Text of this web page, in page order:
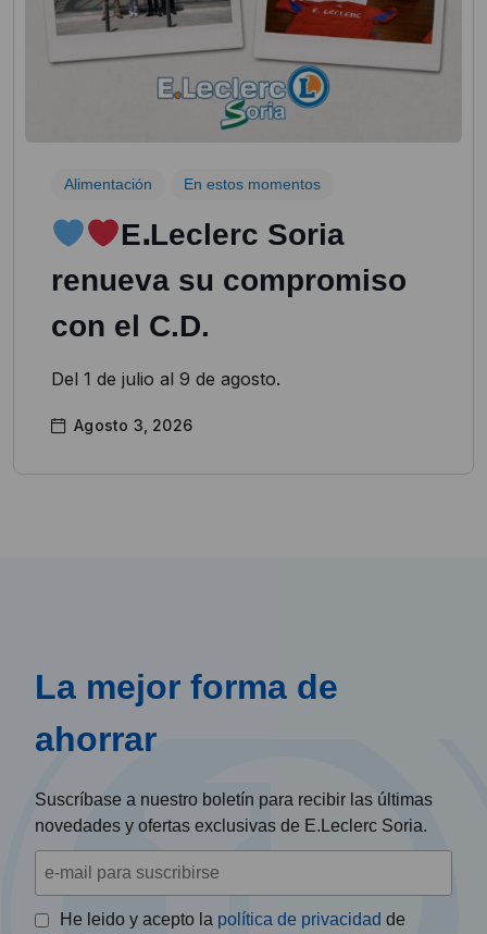
Alimentación En estos momentos
EꓸLeclerc Soria
renueva su compromiso
con el C.D.
Del 1 de julio al 9 de agosto.
Agosto 3, 2026
La mejor forma de
ahorrar
Suscríbase a nuestro boletín para recibir las últimas
novedades y ofertas exclusivas de E.Leclerc Soria.
He leido y acepto la política de privacidad de